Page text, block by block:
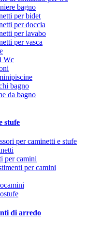
bagno
per bidet
per doccia
per lavabo
per vasca
Wc
bagno
da bagno
stufe
per caminetti e stufe
per camini
per camini
di arredo